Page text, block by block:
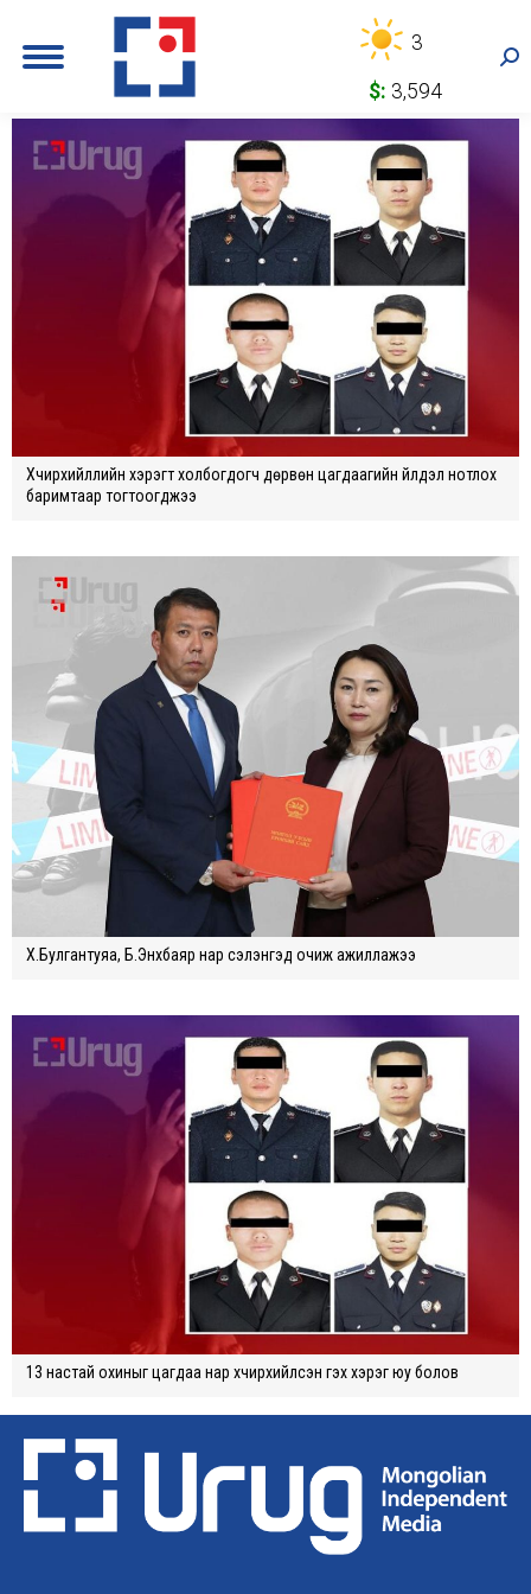
3
$: 3,594
Хүчирхийллийн хэрэгт холбогдогч дөрвөн цагдаагийн үйлдэл нотлох
баримтаар тогтоогджээ
Х.Булгантуяа, Б.Энхбаяр нар сэлэнгэд очиж ажиллажээ
13 настай охиныг цагдаа нар хүчирхийлсэн гэх хэрэг юу болов